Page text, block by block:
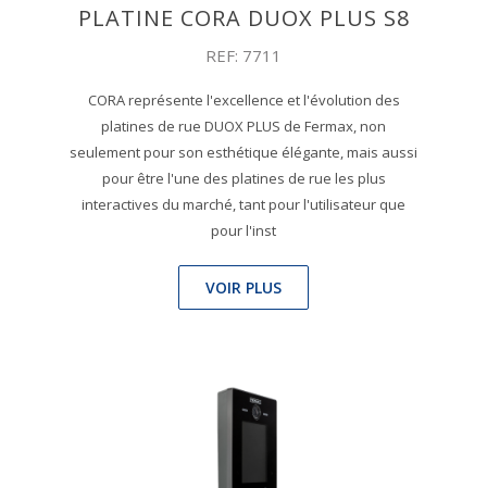
PLATINE CORA DUOX PLUS S8
REF: 7711
CORA représente l'excellence et l'évolution des
platines de rue DUOX PLUS de Fermax, non
seulement pour son esthétique élégante, mais aussi
pour être l'une des platines de rue les plus
interactives du marché, tant pour l'utilisateur que
pour l'inst
VOIR PLUS